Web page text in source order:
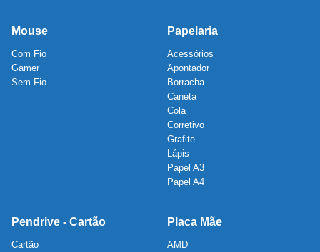
Mouse
Com Fio
Gamer
Sem Fio
Papelaria
Acessórios
Apontador
Borracha
Caneta
Cola
Corretivo
Grafite
Lápis
Papel A3
Papel A4
Pendrive - Cartão
Cartão
Placa Mãe
AMD